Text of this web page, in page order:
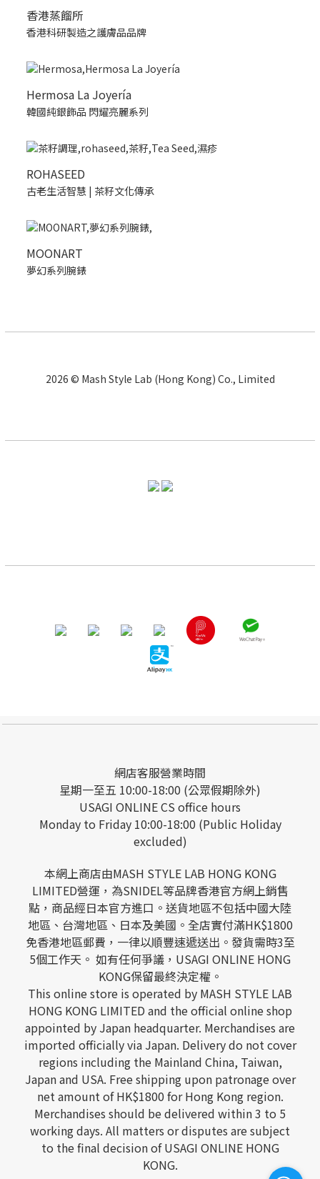
香港蒸餾所
香港科研製造之護膚品品牌
Hermosa La Joyería
韓國純銀飾品 閃耀亮麗系列
ROHASEED
古老生活智慧 | 茶籽文化傳承
MOONART
夢幻系列腕錶
2026 © Mash Style Lab (Hong Kong) Co., Limited
網店客服營業時間
星期一至五 10:00-18:00 (公眾假期除外)
USAGI ONLINE CS office hours
Monday to Friday 10:00-18:00 (Public Holiday
excluded)
本網上商店由MASH STYLE LAB HONG KONG
LIMITED營運，為SNIDEL等品牌香港官方網上銷售
點，商品經日本官方進口。送貨地區不包括中國大陸
地區、台灣地區、日本及美國。全店實付滿HK$1800
免香港地區郵費，一律以順豐速遞送出。發貨需時3至
5個工作天。 如有任何爭議，USAGI ONLINE HONG
KONG保留最終決定權。
This online store is operated by MASH STYLE LAB
HONG KONG LIMITED and the official online shop
appointed by Japan headquarter. Merchandises are
imported officially via Japan. Delivery do not cover
regions including the Mainland China, Taiwan,
Japan and USA. Free shipping upon patronage over
net amount of HK$1800 for Hong Kong region.
Merchandises should be delivered within 3 to 5
working days. All matters or disputes are subject
to the final decision of USAGI ONLINE HONG
KONG.